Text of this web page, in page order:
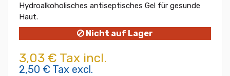
Hydroalkoholisches antiseptisches Gel für gesunde
Haut.
Nicht auf Lager
3,03 € Tax incl.
2,50 € Tax excl.